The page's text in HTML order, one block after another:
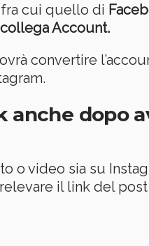
cui quello di
Account.
convertire
dopo
o video sia su
il link del